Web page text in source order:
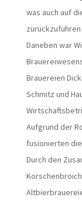
was auch auf
Daneben war
Brauereien
Schmitz und
Aufgrund der
fusionierten
Durch den